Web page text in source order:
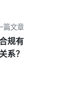
篇文章
规有
系？